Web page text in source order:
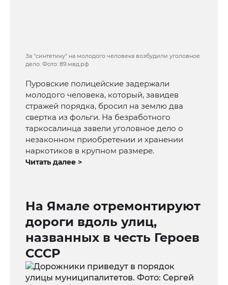
За "синтетику" на молодого человека возбудили уголовное
дело. Фото: 89.мвд.рф
Пуровские полицейские задержали
молодого человека, который, завидев
стражей порядка, бросил на землю два
свертка из фольги. На безработного
таркосалинца завели уголовное дело о
незаконном приобретении и хранении
наркотиков в крупном размере.
Читать далее >
На Ямале отремонтируют
дороги вдоль улиц,
названных в честь Героев
СССР